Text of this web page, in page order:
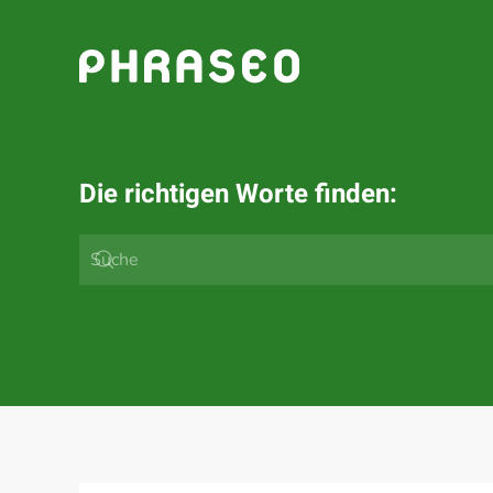
Zum Hauptinhalt springen
Die richtigen Worte finden: